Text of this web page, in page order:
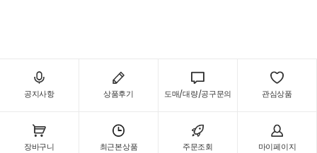
공지사항 상품후기 도매/대량/공구문의 관심상품
장바구니 최근본상품 주문조회 마이페이지